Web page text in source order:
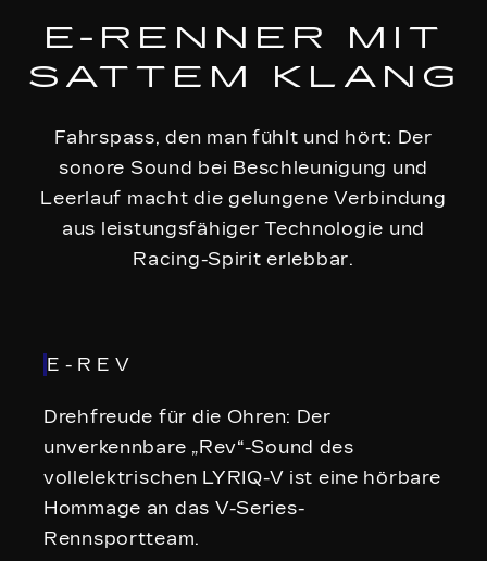
E-RENNER MIT
SATTEM KLANG
Fahrspass, den man fühlt und hört: Der
sonore Sound bei Beschleunigung und
Leerlauf macht die gelungene Verbindung
aus leistungsfähiger Technologie und
Racing-Spirit erlebbar.
E-REV
Drehfreude für die Ohren: Der
unverkennbare „Rev“-Sound des
vollelektrischen LYRIQ-V ist eine hörbare
Hommage an das V-Series-
Rennsportteam.